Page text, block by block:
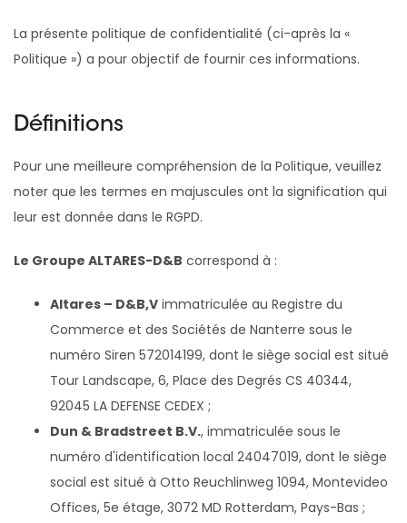
La présente politique de confidentialité (ci-après la «
Politique ») a pour objectif de fournir ces informations.
Définitions
Pour une meilleure compréhension de la Politique, veuillez
noter que les termes en majuscules ont la signification qui
leur est donnée dans le RGPD.
Le Groupe ALTARES-D&B correspond à :
Altares – D&B,V immatriculée au Registre du
Commerce et des Sociétés de Nanterre sous le
numéro Siren 572014199, dont le siège social est situé
Tour Landscape, 6, Place des Degrés CS 40344,
92045 LA DEFENSE CEDEX ;
Dun & Bradstreet B.V., immatriculée sous le
numéro d'identification local 24047019, dont le siège
social est situé à Otto Reuchlinweg 1094, Montevideo
Offices, 5e étage, 3072 MD Rotterdam, Pays-Bas ;